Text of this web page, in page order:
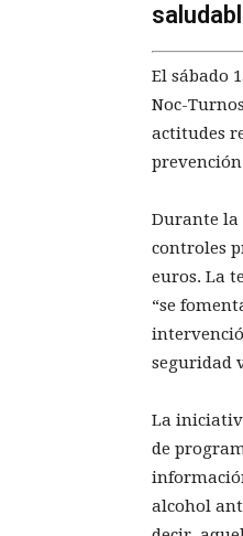
El sábado
Noc-
actitudes
Durante la
controles
euros. La
“se
seguridad
La
de
alcohol